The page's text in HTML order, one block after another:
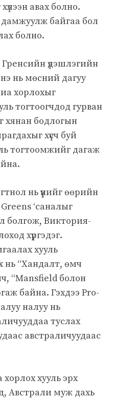
авах болно.
байгаа бол
болно.
үдэшлэгийн
нь мөсний дагуу
хорлохыг
тогтоогчдод гурван
хянан бодлогын
хүсч буй
тогтоомжийг дагаж
нь үүнийг өөрийн
‘саналыг
болгож, Виктория-
хүргэдэг.
хууль
нь “Хандалт, өмч
“Mansfield болон
байна. Гэхдээ Pro-
налуу нь
туслах
австраличуудаас
хууль эрх
Австрали муж дахь